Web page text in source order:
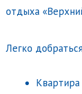
отдыха
Легко